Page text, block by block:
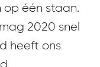
op één staan.
2020 snel
heeft ons